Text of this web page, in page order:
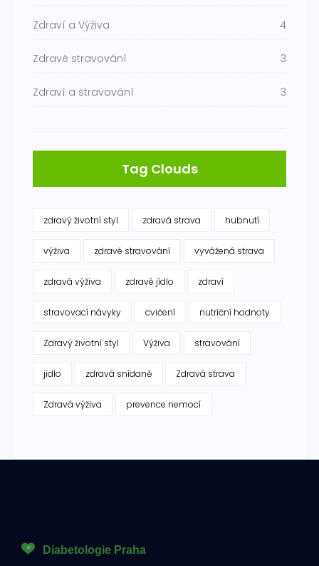
Zdraví a Výživa 4
Zdravé stravování 3
Zdraví a stravování 3
Tag Clouds
zdravý životní styl zdravá strava hubnutí
výživa zdravé stravování vyvážená strava
zdravá výživa zdravé jídlo zdraví
stravovací návyky cvičení nutriční hodnoty
Zdravý životní styl Výživa stravování
jídlo zdravá snídaně Zdravá strava
Zdravá výživa prevence nemocí